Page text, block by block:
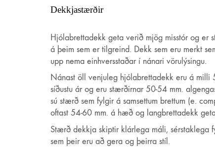
Dekkjastærðir
Hjólabrettadekk geta verið mjög misstór og
á þeim sem er tilgreind. Dekk sem eru merkt
upp nema einhversstaðar í nánari vörulýsingu.
Nánast öll venjuleg hjólabrettadekk eru á
síðustu ár og eru stærðirnar 50-54 mm.
sú stærð sem fylgir á samsettum brettum (e.
oftast 54-60 mm. á hæð og langbrettadekk
Stærð dekkja skiptir klárlega máli, sérstaklega
sem þeir eru að gera og þeirra stíl.